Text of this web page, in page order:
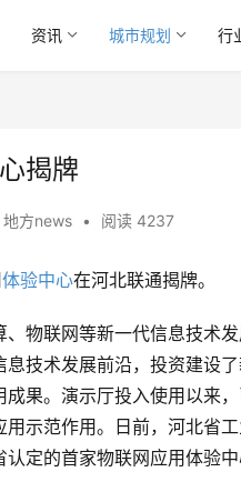
资讯 城市规划 行
揭牌
地方news • 阅读 4237
体验中心在河北联通揭牌。
物联网等新一代信息技术
技术发展前沿，投资建设
果。演示厅投入使用以来
示范作用。日前，河北省
定的首家物联网应用体验中